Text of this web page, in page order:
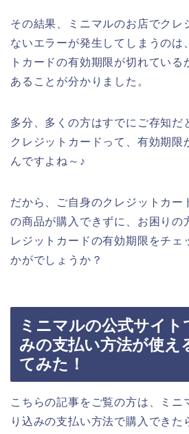
その結果、ミニマルのお店でクレ
ないエラーが発生してしまうのは
トカードの有効期限が切れている
あることが分かりました。
多分、多くの方はすでにご存知だ
クレジットカードって、有効期限
んですよね～♪
だから、ご自身のクレジットカー
の商品が購入できずに、お困りの
レジットカードの有効期限をチェ
かがでしょうか？
ミニマルの公式サイト
みの支払い方法が使え
てみた！
こちらの記事をご覧の方は、ミニ
り込みの支払い方法で購入できた